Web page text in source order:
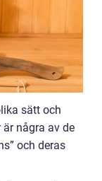
sätt och
några av de
och deras